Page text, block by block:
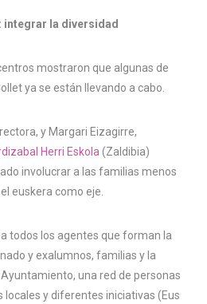
integrar la diversidad
mostraron que algunas de
ya se están llevando a cabo.
y Margari Eizagirre,
Herri Eskola(Zaldibia)
involucrar a las familias menos
euskera como eje.
todos los agentes que forman la
y exalumnos, familias y la
una red de personas
locales y diferentes iniciativas (Eus